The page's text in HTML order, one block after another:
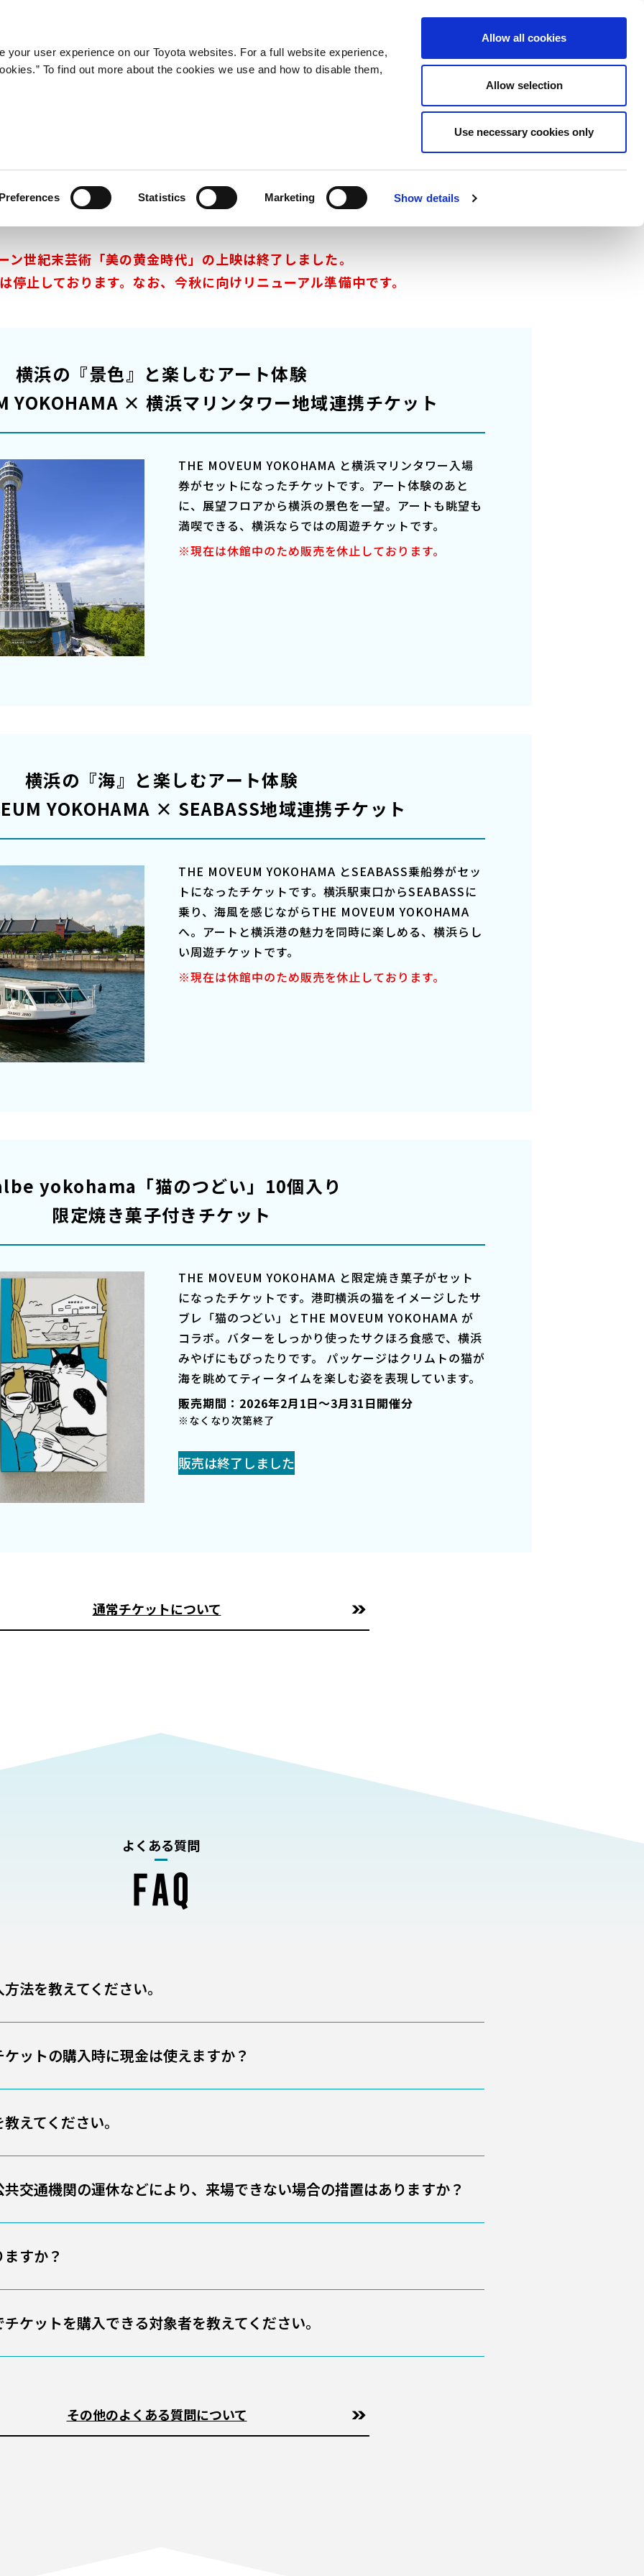
your user experience on our Toyota websites. For a full website experience,
To find out more about the cookies we use and how to disable them,
Statistics Marketing Show details
Allow all cookies
Allow selection
Use necessary cookies only
s
t
a
g
r
a
スペシャルチケット
ン世紀末芸術「美の黄金時代」の上映は終了しました。
停止しております。 なお、今秋に向けリニューアル準備中です。
横浜の『景色』と楽しむアート体験
YOKOHAMA ×横浜マリンタワー地域連携チケット
THE MOVEUM YOKOHAMA と横浜マリンタワー入場
券がセットになったチケットです。アート体験のあと
に、展望フロアから横浜の景色を一望。アートも眺望も
満喫できる、横浜ならではの周遊チケットです。
※現在は休館中のため販売を休止しております。
横浜の『海』と楽しむアート体験
YOKOHAMA × SEABASS地域連携チケット
THE MOVEUM YOKOHAMA とSEABASS乗船券がセッ
トになったチケットです。横浜駅東口からSEABASSに
乗り、海風を感じながらTHE MOVEUM YOKOHAMA
へ。アートと横浜港の魅力を同時に楽しめる、横浜らし
い周遊チケットです。
※現在は休館中のため販売を休止しております。
yokohama 「猫のつどい」10個入り
限定焼き菓子付きチケット
THE MOVEUM YOKOHAMA と限定焼き菓子がセット
になったチケットです。港町横浜の猫をイメージしたサ
ブレ「猫のつどい」とTHE MOVEUM YOKOHAMA が
コラボ。バターをしっかり使ったサクほろ食感で、横浜
みやげにもぴったりです。 パッケージはクリムトの猫が
海を眺めてティータイムを楽しむ姿を表現しています。
販売期間： 2026年2月1日～3月31日開催分
※なくなり次第終了
販売は終了しました
通常チケットについて
よくある質問
法を教えてください。
ットの購入時に現金は使えますか？
えてください。
交通機関の運休などにより、来場できない場合の措置はありますか？
すか？
ケットを購入できる対象者を教えてください。
その他のよくある質問について